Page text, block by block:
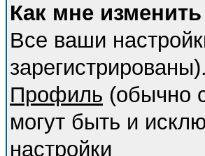
Как мне
Все ваши
Профиль (обычно
могут быть и
настройки